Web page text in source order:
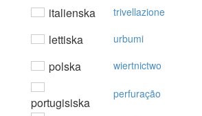
italienska trivellazione
lettiska urbumi
polska wiertnictwo
portugisiska
perfuração